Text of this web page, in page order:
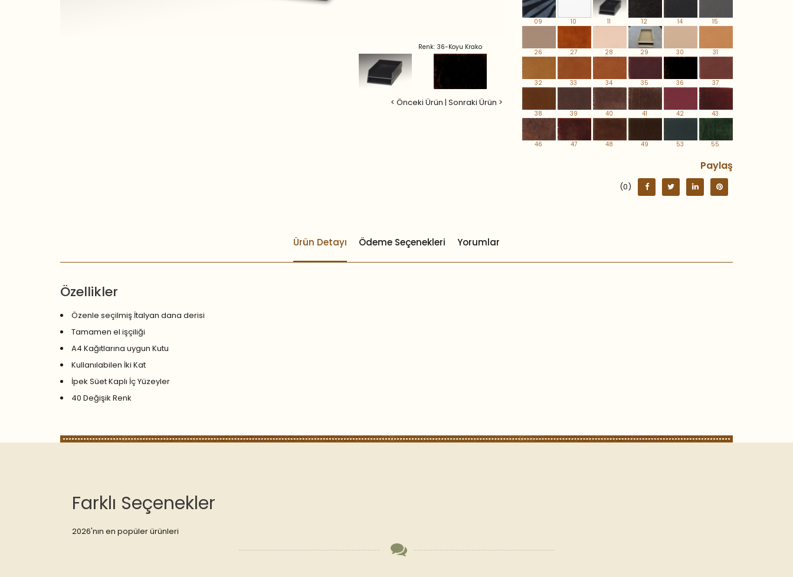
Renk: 36-Koyu Krako
< Önceki Ürün | Sonraki Ürün >
09 10 11 12 14 15
26 27 28 29 30 31
32 33 34 35 36 37
38 39 40 41 42 43
46 47 48 49 53 55
Paylaş
(0)
Ürün Detayı Ödeme Seçenekleri Yorumlar
Özellikler
Özenle seçilmiş İtalyan dana derisi
Tamamen el işçiliği
A4 Kağıtlarına uygun Kutu
Kullanılabilen İki Kat
İpek Süet Kaplı İç Yüzeyler
40 Değişik Renk
Farklı Seçenekler
2026'nın en popüler ürünleri